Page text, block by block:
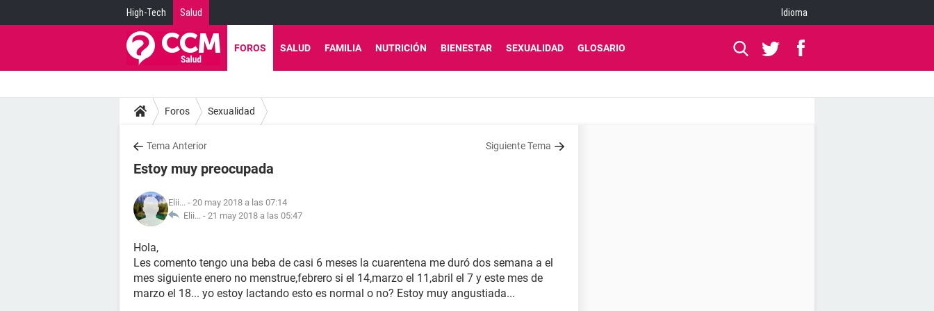
High-Tech Salud Idioma
FOROS SALUD FAMILIA NUTRICIÓN BIENESTAR SEXUALIDAD GLOSARIO
Foros Sexualidad
Tema Anterior Siguiente Tema
Estoy muy preocupada
Elii... - 20 may 2018 a las 07:14
Elii... - 21 may 2018 a las 05:47
Hola,
Les comento tengo una beba de casi 6 meses la cuarentena me duró dos semana a el
mes siguiente enero no menstrue,febrero si el 14,marzo el 11,abril el 7 y este mes de
marzo el 18... yo estoy lactando esto es normal o no? Estoy muy angustiada...